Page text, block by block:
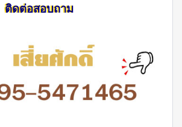
ติดต่อสอบถาม